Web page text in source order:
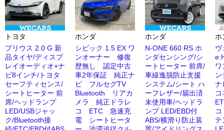
トヨタ
プリウス 2.0 G 新
品タイヤ/ディスプ
レイオーディオ+ナ
ビ8インチ/トヨタ
セーフティセンス/
シートヒーター 前
席/ヘッドランプ
LED/USBジャッ
ク/Bluetooth接
ホンダ
シビック 1.5 EX ワ
ンオーナー 修復
歴無し 認定中古
車2年保証 純正ナ
ビ フルセグTV
Bluetooth リアカ
メラ 純正ドラレ
コ ETC 急速充
電 シートヒータ
ホンダ
N-ONE 660 RS ホ
ンダセンシング/シ
ートヒーター 前席/
車線逸脱防止支援
システム/シート ハ
ーフレザー/届出済
未使用車/ヘッドラ
ンプ LED/EBD付
ABS/横滑り防止装
ホ
ヴ